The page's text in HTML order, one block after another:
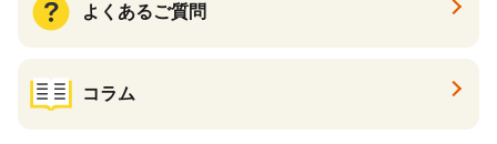
よくあるご質問
コラム